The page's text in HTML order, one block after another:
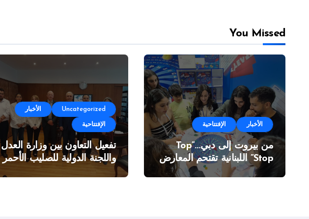
You Missed
الأخبار الإفتتاحية
من بيروت إلى دبي…”Top
Stop” اللبنانية تقتحم المعارض
الدولية
Uncategorized الأخبار
الإفتتاحية
تفعيل التعاون بين وزارة العدل
واللجنة الدولية للصليب الأحمر